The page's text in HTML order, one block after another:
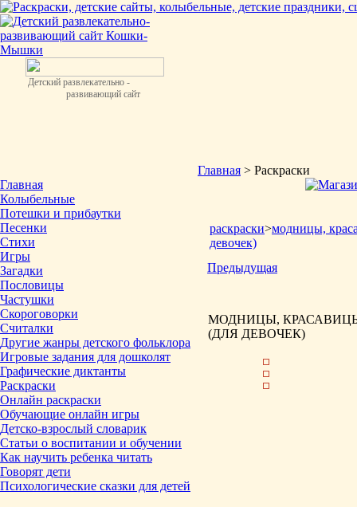
Детский развлекательно -
развивающий сайт
Главная
Колыбельные
Потешки и прибаутки
Песенки
Стихи
Игры
Загадки
Пословицы
Частушки
Скороговорки
Считалки
Другие жанры детского фольклора
Игровые задания для дошколят
Графические диктанты
Раскраски
Онлайн раскраски
Обучающие онлайн игры
Детско-взрослый словарик
Статьи о воспитании и обучении
Как научить ребенка читать
Говорят дети
Психологические сказки для детей
Главная > Раскраски
раскраски>модницы,
девочек)
Предыдущая
МОДНИЦЫ,
(ДЛЯ ДЕВОЧЕК)